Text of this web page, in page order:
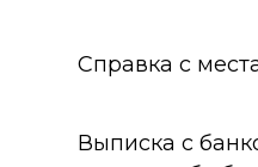
Справка с
Выписка с